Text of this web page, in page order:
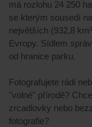
má rozlohu 24 250
se kterým sousedí
největších (932,8
Evropy. Sídlem
od hranice parku.
Fotografujete rádi
"volné" přírodě?
zrcadlovky nebo
fotografie?